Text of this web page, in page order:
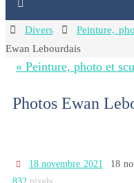
HomeDivers Peinture,
Ewan Lebourdais
« Peinture, photo et
Photos Ewan
18 novembre 2021 18